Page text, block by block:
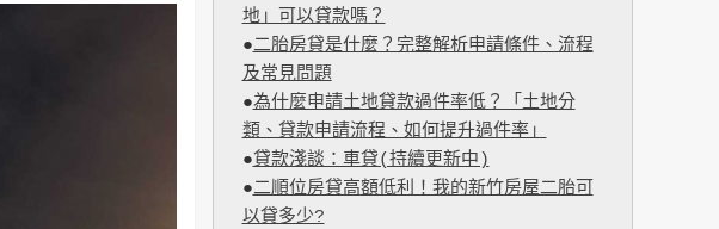
地」可以貸款嗎？
●二胎房貸是什麼？完整解析申請條件、流程
及常見問題
●為什麼申請土地貸款過件率低？「土地分
類、貸款申請流程、如何提升過件率」
●貸款淺談：車貸(持續更新中)
●二順位房貸高額低利！我的新竹房屋二胎可
以貸多少?